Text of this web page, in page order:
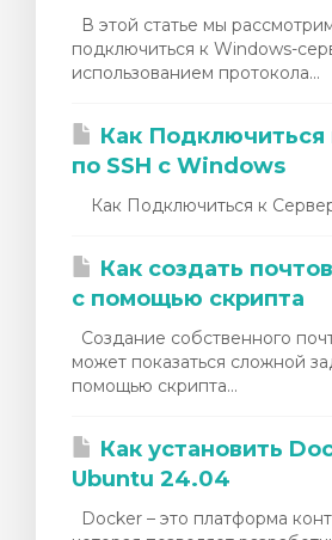
В этой статье мы
подключиться к Windows-
использованием протокола...
Как Подключиться
по SSH с Windows
Как Подключиться к
Как создать
с помощью скрипта
Создание собственного
может показаться сложной
помощью скрипта...
Как установить
Ubuntu 24.04
Docker – это платформа